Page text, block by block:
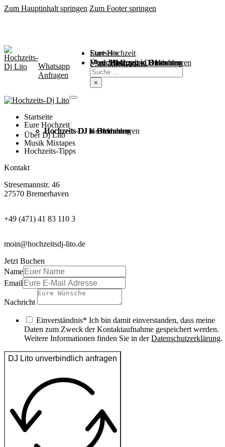
Zum Hauptinhalt springen Zum Footer springen
Startseite
Eure Hochzeit
Hochzeit in Bremen
Hochzeit in Bremerhaven
Hochzeit in Cuxhaven
Hochzeit in Oldenburg
Hochzeits-DJ Kosten
Über Mich
Music / Mixtapes
Hochzeitstipps
Seite durchsuchen
Suchen
×
Whatsapp
Anfragen
Startseite
Eure Hochzeit
Hochzeits DJ in Bremen
Hochzeits DJ in Bremerhaven
Hochzeits DJ in Cuxhaven
Hochzeits DJ in Oldenburg
Hochzeits-DJ Kosten
Über Dj Lito
Musik Mixtapes
Hochzeits-Tipps
Kontakt
Stresemannstr. 46
27570 Bremerhaven
+49 (471) 41 83 110 3
moin@hochzeitsdj-lito.de
Jetzt Buchen
Name
Email
Nachricht
Einverständnis* Ich bin damit einverstanden, dass meine
Daten zum Zweck der Kontaktaufnahme gespeichert werden.
Weitere Informationen finden Sie in derDatenschutzerklärung.
DJ Lito unverbindlich anfragen